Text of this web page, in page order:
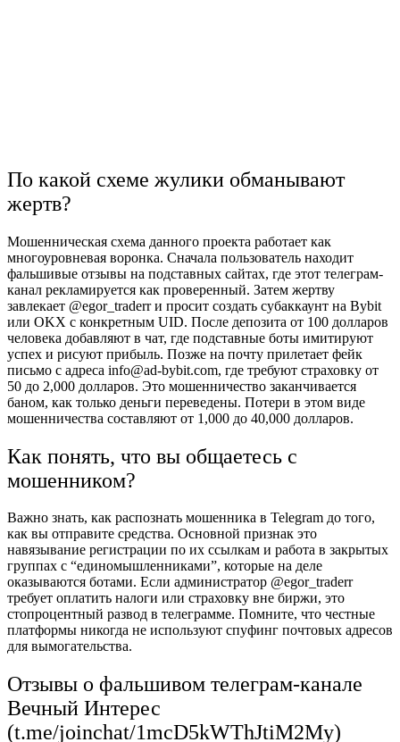
По какой схеме жулики обманывают
жертв?
Мошенническая схема данного проекта работает как
многоуровневая воронка. Сначала пользователь находит
фальшивые отзывы на подставных сайтах, где этот телеграм-
канал рекламируется как проверенный. Затем жертву
завлекает @egor_traderr и просит создать субаккаунт на Bybit
или OKX с конкретным UID. После депозита от 100 долларов
человека добавляют в чат, где подставные боты имитируют
успех и рисуют прибыль. Позже на почту прилетает фейк
письмо с адреса info@ad-bybit.com, где требуют страховку от
50 до 2,000 долларов. Это мошенничество заканчивается
баном, как только деньги переведены. Потери в этом виде
мошенничества составляют от 1,000 до 40,000 долларов.
Как понять, что вы общаетесь с
мошенником?
Важно знать, как распознать мошенника в Telegram до того,
как вы отправите средства. Основной признак это
навязывание регистрации по их ссылкам и работа в закрытых
группах с “единомышленниками”, которые на деле
оказываются ботами. Если администратор @egor_traderr
требует оплатить налоги или страховку вне биржи, это
стопроцентный развод в телеграмме. Помните, что честные
платформы никогда не используют спуфинг почтовых адресов
для вымогательства.
Отзывы о фальшивом телеграм-канале
Вечный Интерес
(t.me/joinchat/1mcD5kWThJtiM2My)